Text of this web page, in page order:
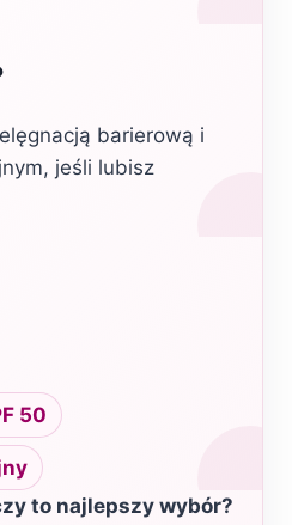
barierową i
jeśli lubisz
50
to najlepszy wybór?